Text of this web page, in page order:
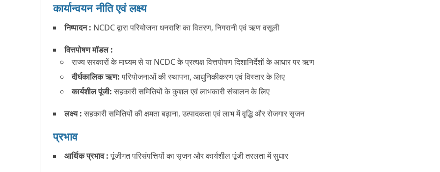
कार्यान्वयन नीति एवं लक्ष्य
निष्पादन : NCDC द्वारा परियोजना धनराशि का वितरण, निगरानी एवं ऋण वसूली
वित्तपोषण मॉडल :
राज्य सरकारों के माध्यम से या NCDC के प्रत्यक्ष वित्तपोषण दिशानिर्देशों के आधार पर ऋण
दीर्घकालिक ऋण: परियोजनाओं की स्थापना, आधुनिकीकरण एवं विस्तार के लिए
कार्यशील पूंजी: सहकारी समितियों के कुशल एवं लाभकारी संचालन के लिए
लक्ष्य : सहकारी समितियों की क्षमता बढ़ाना, उत्पादकता एवं लाभ में वृद्धि और रोजगार सृजन
प्रभाव
आर्थिक प्रभाव : पूंजीगत परिसंपत्तियों का सृजन और कार्यशील पूंजी तरलता में सुधार